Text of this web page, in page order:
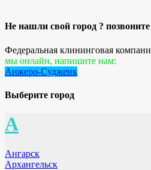
Не нашли свой город ?
Федеральная клининговая
мы онлайн, напишите нам:
Анжеро-Судженк
Выберите город
А
Ангарск
Архангельск